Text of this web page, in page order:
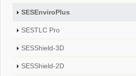
SESEnviroPlus
SESTLC Pro
SESShield-3D
SESShield-2D